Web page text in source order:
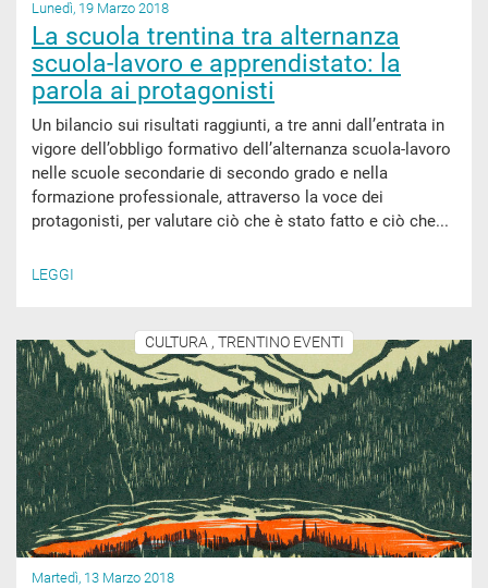
Lunedì, 19 Marzo 2018
La scuola trentina tra alternanza
scuola-lavoro e apprendistato: la
parola ai protagonisti
Un bilancio sui risultati raggiunti, a tre anni dall’entrata in
vigore dell’obbligo formativo dell’alternanza scuola-lavoro
nelle scuole secondarie di secondo grado e nella
formazione professionale, attraverso la voce dei
protagonisti, per valutare ciò che è stato fatto e ciò che...
LEGGI
CULTURA , TRENTINO EVENTI
Martedì, 13 Marzo 2018